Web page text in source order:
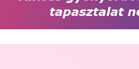
tapasztalat